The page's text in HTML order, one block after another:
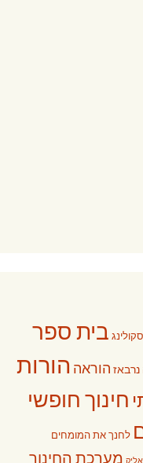
בית ספר
הוראה הורות
חינוך חופשי
לחנך את המומחים
מערכת החינוך